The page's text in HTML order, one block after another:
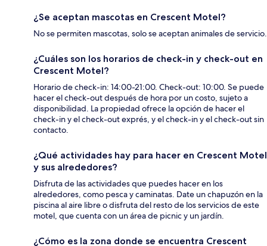
¿Se aceptan mascotas en Crescent Motel?
No se permiten mascotas, solo se aceptan animales de servicio.
¿Cuáles son los horarios de check-in y check-out en
Crescent Motel?
Horario de check-in: 14:00-21:00. Check-out: 10:00. Se puede
hacer el check-out después de hora por un costo, sujeto a
disponibilidad. La propiedad ofrece la opción de hacer el
check-in y el check-out exprés, y el check-in y el check-out sin
contacto.
¿Qué actividades hay para hacer en Crescent Motel
y sus alrededores?
Disfruta de las actividades que puedes hacer en los
alrededores, como pesca y caminatas. Date un chapuzón en la
piscina al aire libre o disfruta del resto de los servicios de este
motel, que cuenta con un área de picnic y un jardín.
¿Cómo es la zona donde se encuentra Crescent